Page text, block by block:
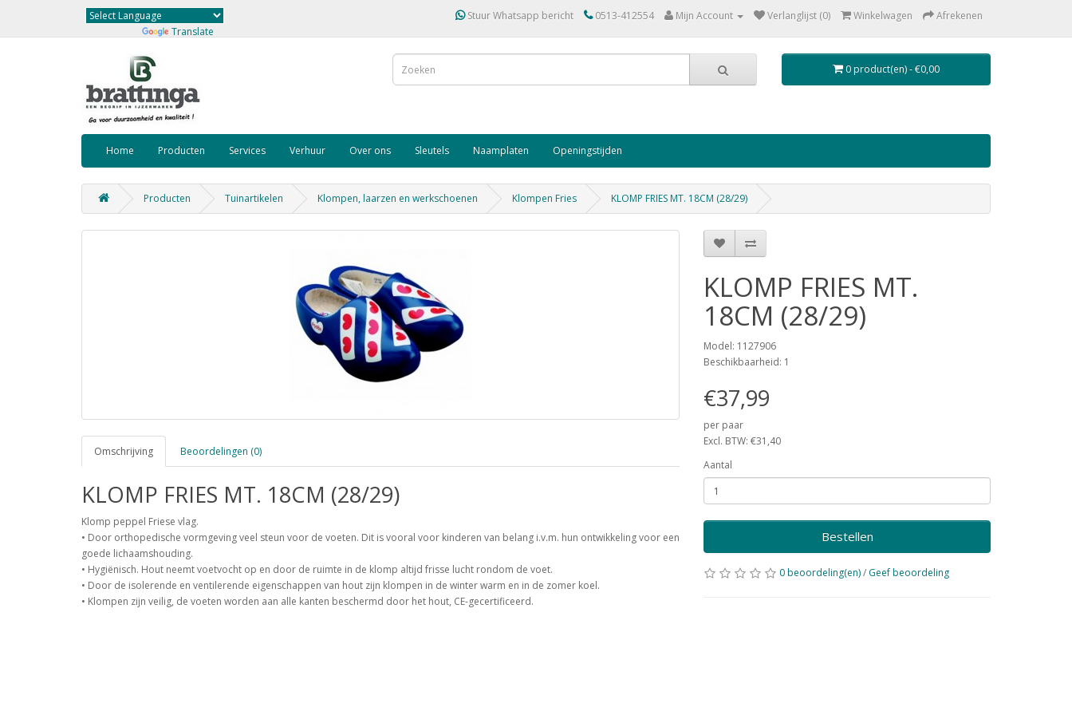
Translate
Stuur Whatsapp bericht 0513-412554 Mijn Account Verlanglijst (0) Winkelwagen Afrekenen
0 product(en) - €0,00
Home Producten Services Verhuur Over ons Sleutels Naamplaten Openingstijden
Producten Tuinartikelen Klompen, laarzen en werkschoenen Klompen Fries KLOMP FRIES MT. 18CM (28/29)
Omschrijving Beoordelingen (0)
KLOMP FRIES MT. 18CM (28/29)
Klomp peppel Friese vlag.
• Door orthopedische vormgeving veel steun voor de voeten. Dit is vooral voor kinderen van belang i.v.m. hun ontwikkeling voor een
goede lichaamshouding.
• Hygiënisch. Hout neemt voetvocht op en door de ruimte in de klomp altijd frisse lucht rondom de voet.
• Door de isolerende en ventilerende eigenschappen van hout zijn klompen in de winter warm en in de zomer koel.
• Klompen zijn veilig, de voeten worden aan alle kanten beschermd door het hout, CE-gecertificeerd.
KLOMP FRIES MT.
18CM (28/29)
Model: 1127906
Beschikbaarheid: 1
€37,99
per paar
Excl. BTW: €31,40
Aantal
Bestellen
0 beoordeling(en)/ Geef beoordeling